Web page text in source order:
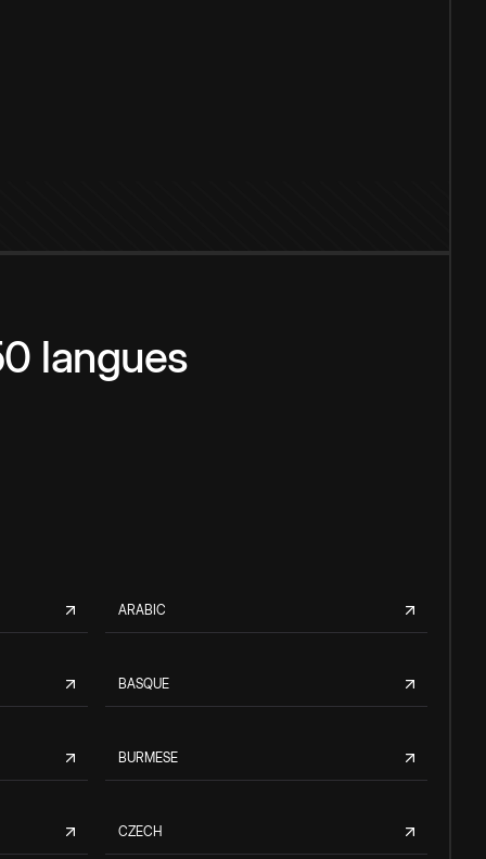
langues
ARABIC
BASQUE
BURMESE
CZECH